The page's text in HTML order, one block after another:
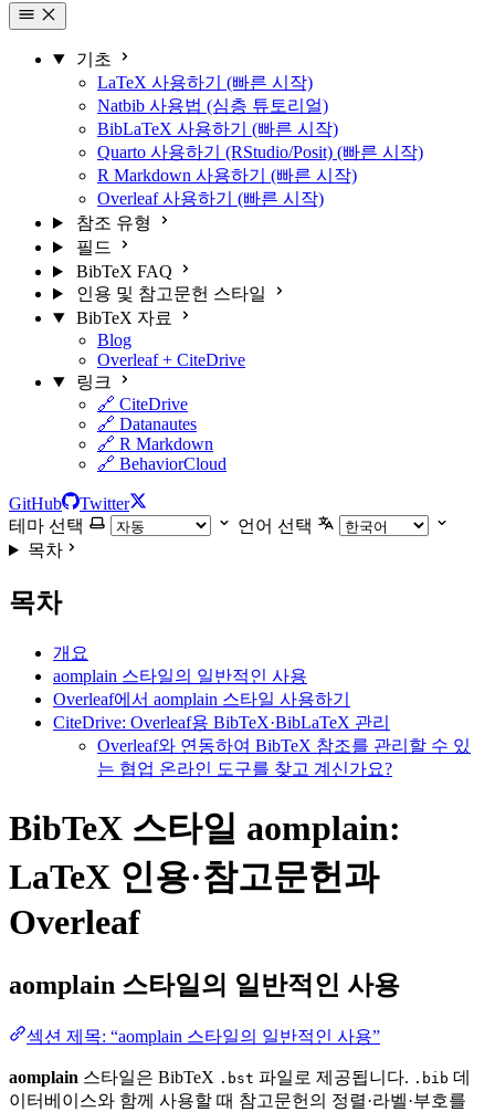
기초
LaTeX 사용하기 (빠른 시작)
Natbib 사용법 (심층 튜토리얼)
BibLaTeX 사용하기 (빠른 시작)
Quarto 사용하기 (RStudio/Posit) (빠른 시작)
R Markdown 사용하기 (빠른 시작)
Overleaf 사용하기 (빠른 시작)
참조 유형
필드
BibTeX FAQ
인용 및 참고문헌 스타일
BibTeX 자료
Blog
Overleaf + CiteDrive
링크
🔗 CiteDrive
🔗 Datanautes
🔗 R Markdown
🔗 BehaviorCloud
GitHub
Twitter
테마 선택
언어 선택
목차
목차
개요
aomplain 스타일의 일반적인 사용
Overleaf에서 aomplain 스타일 사용하기
CiteDrive: Overleaf용 BibTeX·BibLaTeX 관리
Overleaf와 연동하여 BibTeX 참조를 관리할 수 있
는 협업 온라인 도구를 찾고 계신가요?
BibTeX 스타일 aomplain:
LaTeX 인용·참고문헌과
Overleaf
aomplain 스타일의 일반적인 사용
섹션 제목: “aomplain 스타일의 일반적인 사용”
aomplain 스타일은 BibTeX .bst 파일로 제공됩니다. .bib 데
이터베이스와 함께 사용할 때 참고문헌의 정렬·라벨·부호를